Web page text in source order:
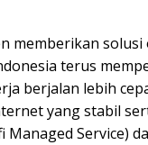
memberikan
terus
berjalan lebih
yang stabil
Service)